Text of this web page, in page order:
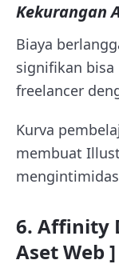
Kekurangan
Biaya
signifikan
freelancer
Kurva
membuat
6. Affinity
Aset Web ]